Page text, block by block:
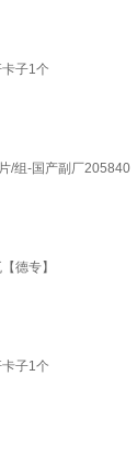
子1个
/组-国产副厂205840
德专】
子1个